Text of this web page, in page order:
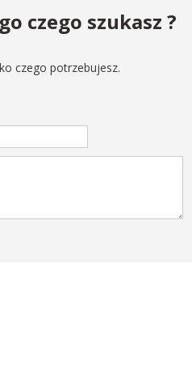
czego szukasz ?
czego potrzebujesz.